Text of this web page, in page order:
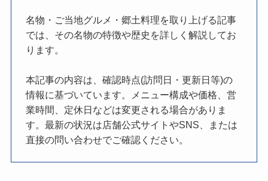
名物・ご当地グルメ・郷土料理を取り上げる記事
では、その名物の特徴や歴史を詳しく解説してお
ります。
本記事の内容は、確認時点(訪問日・更新日等)の
情報に基づいています。メニュー構成や価格、営
業時間、定休日などは変更される場合がありま
す。最新の状況は店舗公式サイトやSNS、または
直接の問い合わせでご確認ください。